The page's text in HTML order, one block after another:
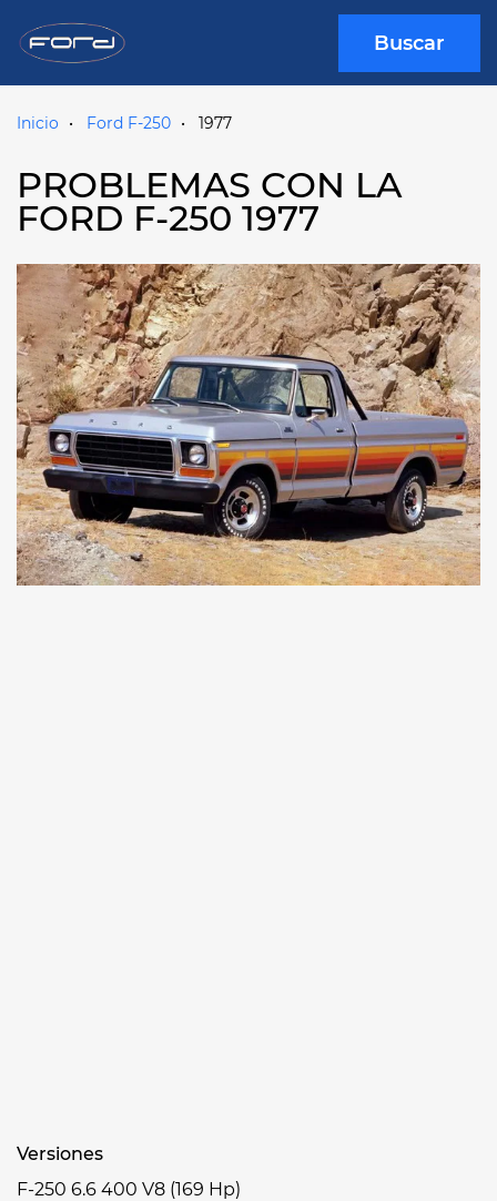
Buscar
Inicio Ford F-250 1977
PROBLEMAS CON LA
FORD F-250 1977
Versiones
F-250 6.6 400 V8 (169 Hp)